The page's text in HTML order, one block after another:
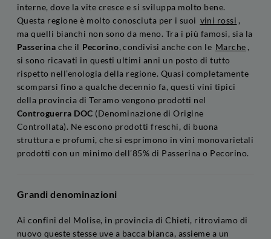
interne, dove la vite cresce e si sviluppa molto bene.
Questa regione è molto conosciuta per i suoi vini rossi ,
ma quelli bianchi non sono da meno. Tra i più famosi, sia la
Passerina che il Pecorino, condivisi anche con le Marche ,
si sono ricavati in questi ultimi anni un posto di tutto
rispetto nell’enologia della regione. Quasi completamente
scomparsi fino a qualche decennio fa, questi vini tipici
della provincia di Teramo vengono prodotti nel
Controguerra DOC (Denominazione di Origine
Controllata). Ne escono prodotti freschi, di buona
struttura e profumi, che si esprimono in vini monovarietali
prodotti con un minimo dell’85% di Passerina o Pecorino.
Grandi denominazioni
Ai confini del Molise, in provincia di Chieti, ritroviamo di
nuovo queste stesse uve a bacca bianca, assieme a un